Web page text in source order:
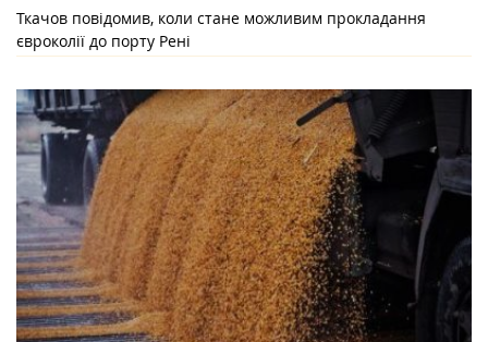
Ткачов повідомив, коли стане можливим прокладання
євроколії до порту Рені